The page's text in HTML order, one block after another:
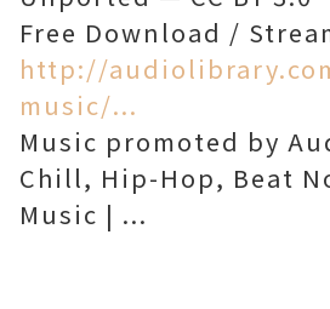
Free Download /
http://
music/...
Music promoted by
Chill, Hip-Hop, Beat